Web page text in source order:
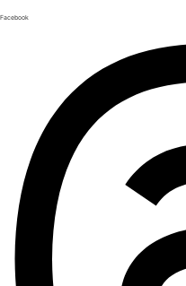
Facebook